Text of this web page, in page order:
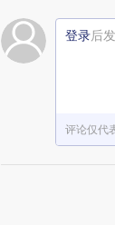
登录后
评论仅代